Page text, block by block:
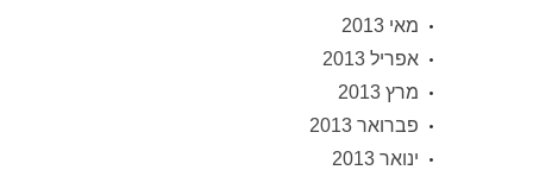
מאי 2013
אפריל 2013
מרץ 2013
פברואר 2013
ינואר 2013